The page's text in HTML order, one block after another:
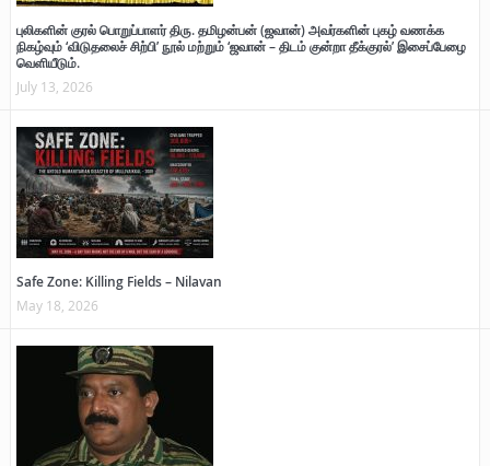
புலிகளின் குரல் பொறுப்பாளர் திரு. தமிழன்பன் (ஜவான்) அவர்களின் புகழ் வணக்க
நிகழ்வும் ‘விடுதலைச் சிற்பி’ நூல் மற்றும் ‘ஜவான் – திடம் குன்றா தீக்குரல்’ இசைப்பேழை
வெளியீடும்.
July 13, 2026
Safe Zone: Killing Fields – Nilavan
May 18, 2026